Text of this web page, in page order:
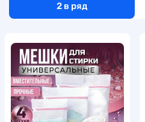
2 в ряд